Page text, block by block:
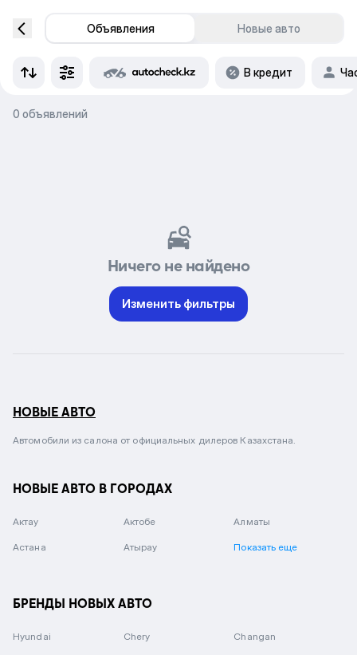
Объявления Новые авто
В кредит
0 объявлений
Ничего не найдено
Изменить фильтры
НОВЫЕ АВТО
Автомобили из салона от официальных дилеров Казахстана.
НОВЫЕ АВТО В ГОРОДАХ
Актау Актобе Алматы
Астана Атырау Показать еще
БРЕНДЫ НОВЫХ АВТО
Hyundai Chery Changan